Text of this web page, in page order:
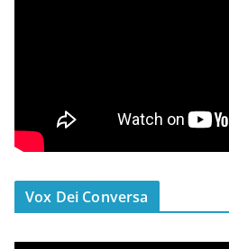
Vox Dei Conversa